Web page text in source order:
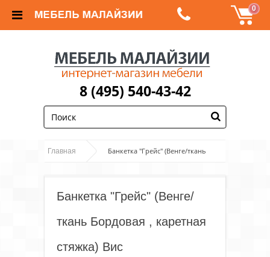
0
8 (495) 540-43-42
Главная Банкетка "Грейс" (Венге/ткань
Банкетка "Грейс" (Венге/
ткань Бордовая , каретная
стяжка) Вис